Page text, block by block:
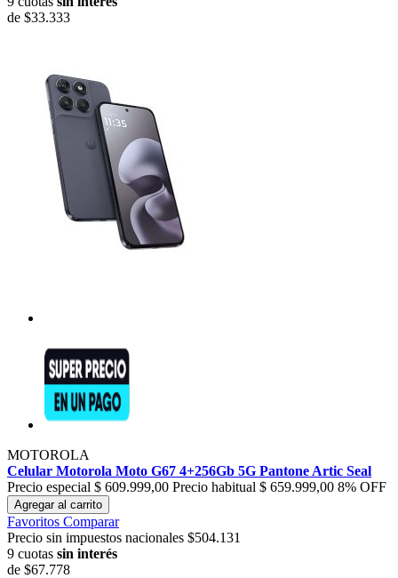
de $33.333
MOTOROLA
Celular Motorola Moto G67 4+256Gb 5G Pantone Artic Seal
Precio especial $ 609.999,00 Precio habitual $ 659.999,00 8% OFF
Agregar al carrito
Favoritos Comparar
Precio sin impuestos nacionales $504.131
9 cuotas sin interés
de $67.778